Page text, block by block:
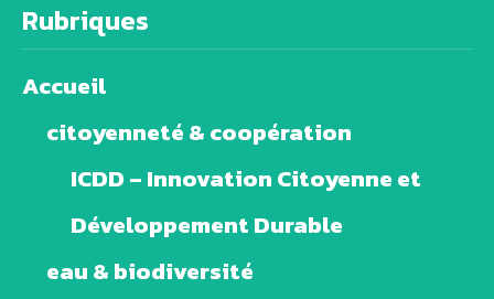
Rubriques
Accueil
citoyenneté & coopération
ICDD – Innovation Citoyenne et
Développement Durable
eau & biodiversité